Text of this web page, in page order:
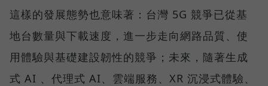
這樣的發展態勢也意味著：台灣 5G 競爭已從基
地台數量與下載速度，進一步走向網路品質、使
用體驗與基礎建設韌性的競爭；未來，隨著生成
式 AI 、代理式 AI、雲端服務、XR 沉浸式體驗、